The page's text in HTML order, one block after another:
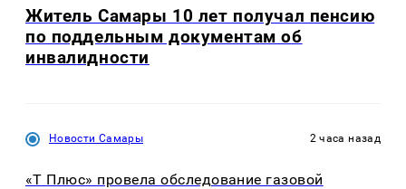
Житель Самары 10 лет получал пенсию
по поддельным документам об
инвалидности
Новости Самары 2 часа назад
«Т Плюс» провела обследование газовой